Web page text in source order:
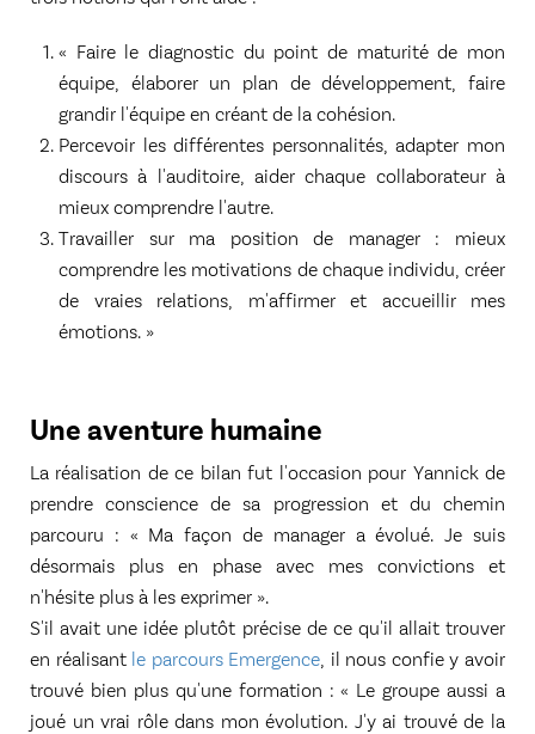
« Faire le diagnostic du point de maturité de mon
équipe, élaborer un plan de développement, faire
grandir l'équipe en créant de la cohésion.
Percevoir les différentes personnalités, adapter mon
discours à l'auditoire, aider chaque collaborateur à
mieux comprendre l'autre.
Travailler sur ma position de manager : mieux
comprendre les motivations de chaque individu, créer
de vraies relations, m'affirmer et accueillir mes
émotions. »
Une aventure humaine
La réalisation de ce bilan fut l'occasion pour Yannick de
prendre conscience de sa progression et du chemin
parcouru : « Ma façon de manager a évolué. Je suis
désormais plus en phase avec mes convictions et
n'hésite plus à les exprimer ».
S'il avait une idée plutôt précise de ce qu'il allait trouver
en réalisant le parcours Emergence , il nous confie y avoir
trouvé bien plus qu'une formation : « Le groupe aussi a
joué un vrai rôle dans mon évolution. J'y ai trouvé de la